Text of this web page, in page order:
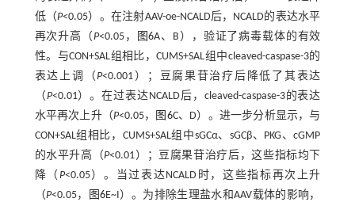
低（P<0.05）。在注射AAV-oe-NCALD后，NCALD的表达水平
再次升高（P<0.05， 图6A、B），验证了病毒载体的有效
性。与CON+SAL组相比，CUMS+SAL组中cleaved-caspase-3的
表达上调（P<0.001）；豆腐果苷治疗后降低了其表达
（P<0.01）。在过表达NCALD后，cleaved-caspase-3的表达
水平再次上升（P<0.05， 图6C、D）。进一步分析显示，与
CON+SAL组相比，CUMS+SAL组中sGCα、sGCβ、PKG、cGMP
的水平升高（P<0.01）；豆腐果苷治疗后，这些指标均下
降（ P<0.05）。当过表达NCALD时，这些指标再次上升
（P<0.05， 图6E~I）。为排除生理盐水和AAV载体的影响，